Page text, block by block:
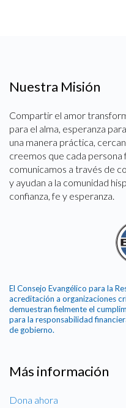
Nuestra Misión
Compartir el amor
para el alma, esperanza
una manera práctica,
creemos que cada
comunicamos a través de
y ayudan a la comunidad
confianza, fe y esperanza.
El Consejo Evangélico para la
acreditación a organizaciones
demuestran fielmente el
para la responsabilidad
de gobierno.
Más información
Dona ahora